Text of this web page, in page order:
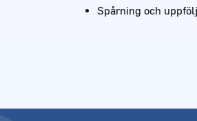
Spårning och